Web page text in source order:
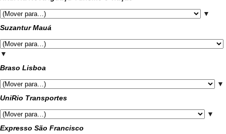
▼
Suzantur Mauá
▼
Braso Lisboa
▼
UniRio Transportes
▼
Expresso São Francisco